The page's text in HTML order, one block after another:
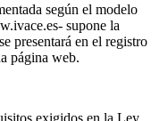
según el modelo
supone la
presentará en el registro
página web.
exigidos en la Ley